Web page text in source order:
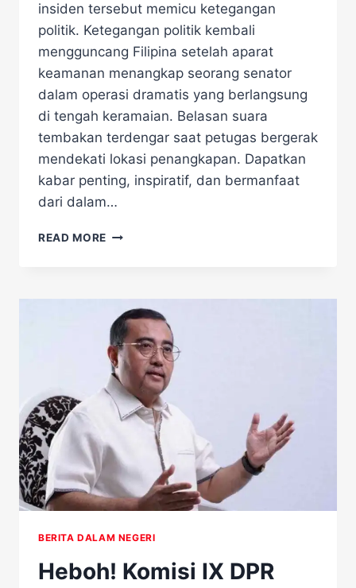
insiden tersebut memicu ketegangan
politik. Ketegangan politik kembali
mengguncang Filipina setelah aparat
keamanan menangkap seorang senator
dalam operasi dramatis yang berlangsung
di tengah keramaian. Belasan suara
tembakan terdengar saat petugas bergerak
mendekati lokasi penangkapan. Dapatkan
kabar penting, inspiratif, dan bermanfaat
dari dalam…
READ MORE SITUASI
FILIPINA
DIIRINGI
BELASAN
SUARA
RENTETAN
TEMBAKAN
BERITA DALAM NEGERI
Heboh! Komisi IX DPR